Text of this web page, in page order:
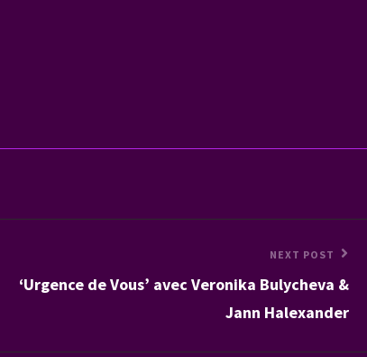
Post
NEXT POST
‘Urgence de Vous’ avec Veronika Bulycheva &
Jann Halexander